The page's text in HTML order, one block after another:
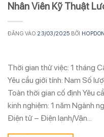
Nhân Viên Kỹ Thuật
ĐĂNG VÀO 23/03/2025 BỞI
Thời gian thử việc: 1 tháng
Yêu cầu giới tính: Nam Số
Toàn thời gian cố định Yêu
kinh nghiệm: 1 năm Ngành
Điện tử – Điện lạnh/Vận…